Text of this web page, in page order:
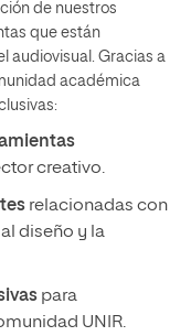
de nuestros
que están
audiovisual. Gracias a
académica
creativo.
relacionadas con
diseño y la
para
UNIR.